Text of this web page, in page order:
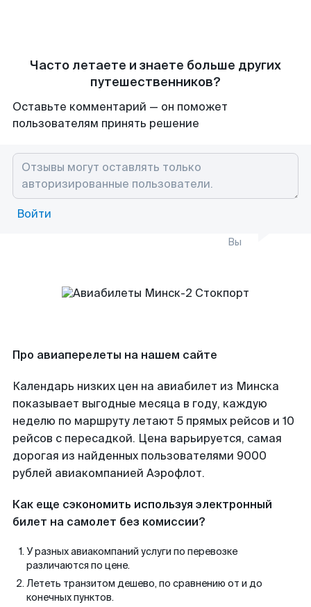
Часто летаете и знаете больше других
путешественников?
Оставьте комментарий — он поможет
пользователям принять решение
Войти
Вы
Про авиаперелеты на нашем сайте
Календарь низких цен на авиабилет из Минска
показывает выгодные месяца в году, каждую
неделю по маршруту летают 5 прямых рейсов и 10
рейсов с пересадкой. Цена варьируется, самая
дорогая из найденных пользователями 9000
рублей авиакомпанией Аэрофлот.
Как еще сэкономить используя электронный
билет на самолет без комиссии?
У разных авиакомпаний услуги по перевозке
различаются по цене.
Лететь транзитом дешево, по сравнению от и до
конечных пунктов.